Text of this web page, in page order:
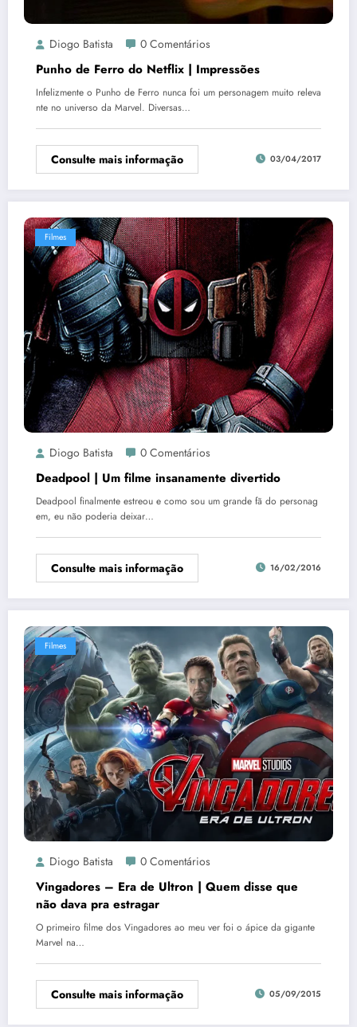
Diogo Batista 0 Comentários
Punho de Ferro do Netflix | Impressões
Infelizmente o Punho de Ferro nunca foi um personagem muito releva
nte no universo da Marvel. Diversas…
Consulte mais informação 03/04/2017
Filmes
Diogo Batista 0 Comentários
Deadpool | Um filme insanamente divertido
Deadpool finalmente estreou e como sou um grande fã do personag
em, eu não poderia deixar…
Consulte mais informação 16/02/2016
Filmes
Diogo Batista 0 Comentários
Vingadores – Era de Ultron | Quem disse que
não dava pra estragar
O primeiro filme dos Vingadores ao meu ver foi o ápice da gigante
Marvel na…
Consulte mais informação 05/09/2015